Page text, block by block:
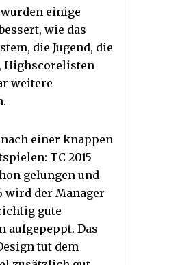
einige
wie das
die Jugend, die
Highscorelisten
weitere
nach einer knappen
TC 2015
gelungen und
wird der Manager
gute
aufgepeppt. Das
tut dem